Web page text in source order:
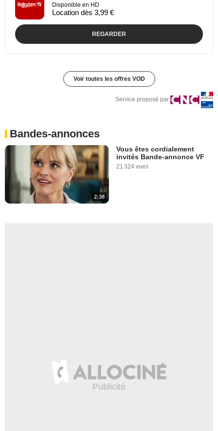
Disponible en HD
Location dès 3,99 €
REGARDER
Voir toutes les offres VOD
Service proposé par
Bandes-annonces
2:38
Vous êtes cordialement
invités Bande-annonce VF
21 324 vues